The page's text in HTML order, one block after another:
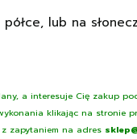
lub na
a interesuje Cię zakup
klikając na stronie
zapytaniem na adres